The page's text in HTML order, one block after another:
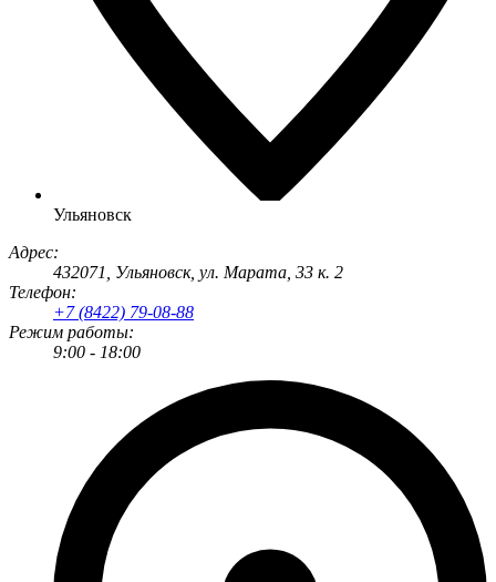
Ульяновск
Адрес:
432071
Ульяновск, ул. Марата, 33 к. 2
Телефон:
+7 (8422) 79-08-88
Режим работы:
9:00 - 18:00